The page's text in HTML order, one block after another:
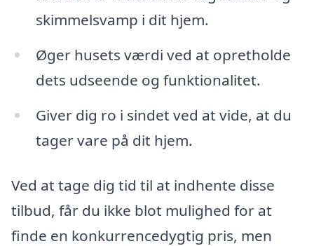
skimmelsvamp i dit hjem.
Øger husets værdi ved at opretholde
dets udseende og funktionalitet.
Giver dig ro i sindet ved at vide, at du
tager vare på dit hjem.
Ved at tage dig tid til at indhente disse
tilbud, får du ikke blot mulighed for at
finde en konkurrencedygtig pris, men